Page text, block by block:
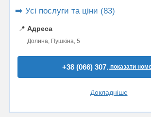
➡️ Усі послуги та ціни (83)
📍 Адреса
Долина, Пушкіна, 5
+38 (066) 307..показати
Докладніше